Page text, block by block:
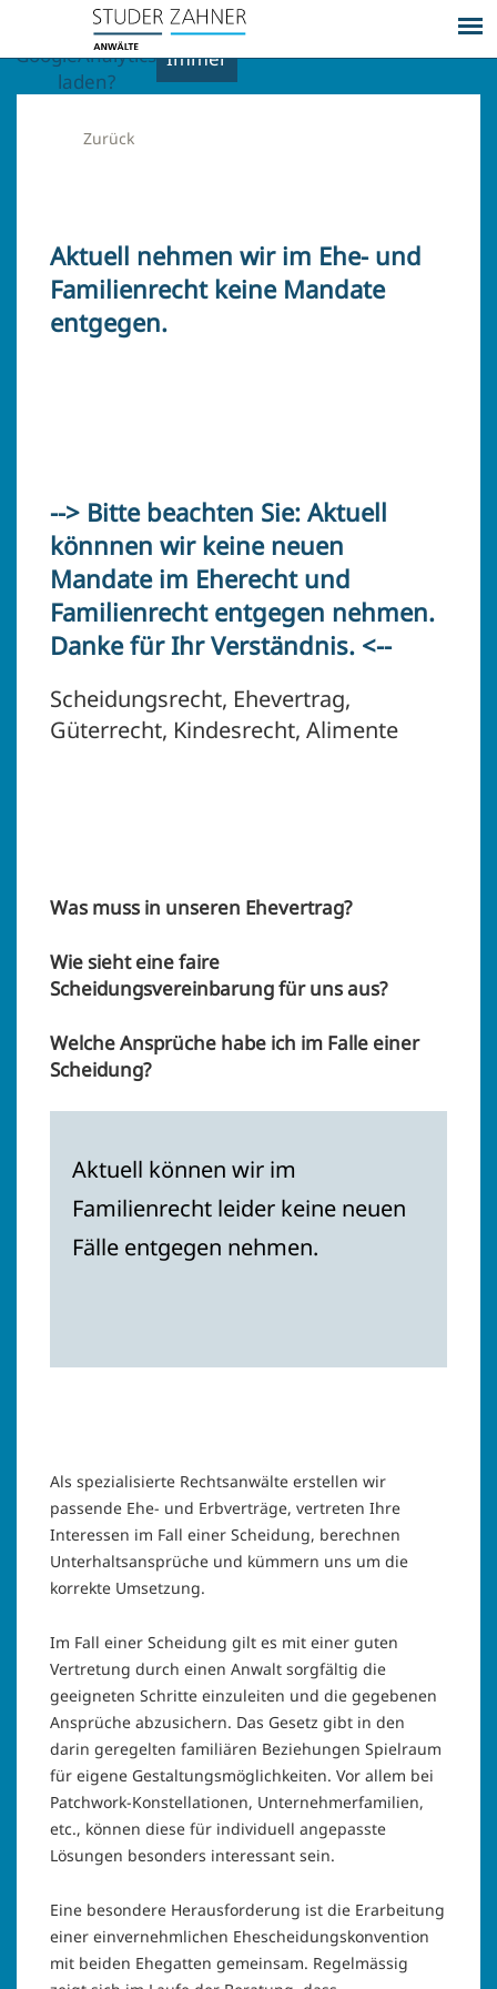
von
GoogleAnalytics
laden?
Ja
Immer
Zurück
Aktuell nehmen wir im Ehe- und
Familienrecht keine Mandate
entgegen.
--> Bitte beachten Sie: Aktuell
könnnen wir keine neuen
Mandate im Eherecht und
Familienrecht entgegen nehmen.
Danke für Ihr Verständnis. <--
Scheidungsrecht, Ehevertrag,
Güterrecht, Kindesrecht, Alimente
Was muss in unseren Ehevertrag?
Wie sieht eine faire
Scheidungsvereinbarung für uns aus?
Welche Ansprüche habe ich im Falle einer
Scheidung?
Aktuell können wir im
Familienrecht leider keine neuen
Fälle entgegen nehmen.
Als spezialisierte Rechtsanwälte erstellen wir
passende Ehe- und Erbverträge, vertreten Ihre
Interessen im Fall einer Scheidung, berechnen
Unterhaltsansprüche und kümmern uns um die
korrekte Umsetzung.
Im Fall einer Scheidung gilt es mit einer guten
Vertretung durch einen Anwalt sorgfältig die
geeigneten Schritte einzuleiten und die gegebenen
Ansprüche abzusichern. Das Gesetz gibt in den
darin geregelten familiären Beziehungen Spielraum
für eigene Gestaltungsmöglichkeiten. Vor allem bei
Patchwork-Konstellationen, Unternehmerfamilien,
etc., können diese für individuell angepasste
Lösungen besonders interessant sein.
Eine besondere Herausforderung ist die Erarbeitung
einer einvernehmlichen Ehescheidungskonvention
mit beiden Ehegatten gemeinsam. Regelmässig